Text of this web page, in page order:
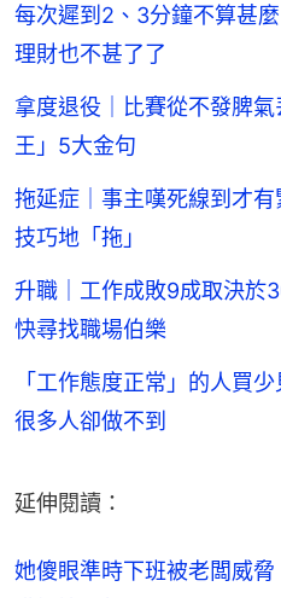
每次遲到2、3分鐘不算甚
理財也不甚了了
拿度退役｜比賽從不發脾
王」5大金句
拖延症｜事主嘆死線到才
技巧地「拖」
升職｜工作成敗9成取決
快尋找職場伯樂
「工作態度正常」的人買
很多人卻做不到
延伸閱讀：
她傻眼準時下班被老闆威